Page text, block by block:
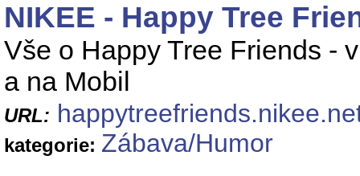
NIKEE - Happy Tree
Vše o Happy Tree Friends -
a na Mobil
URL:
kategorie: Zábava/Humor